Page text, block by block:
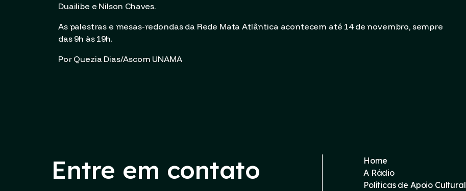
Duailibe e Nilson Chaves.
As palestras e mesas-redondas da Rede Mata Atlântica acontecem até 14 de novembro, sempre
das 9h às 19h.
Por Quezia Dias/Ascom UNAMA
Entre em contato
Home
A Rádio
Políticas de Apoio Cultural